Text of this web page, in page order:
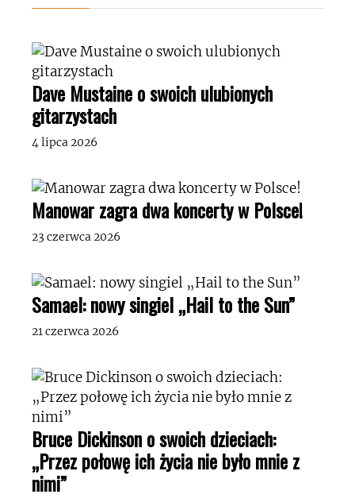
Dave Mustaine o swoich ulubionych
gitarzystach
4 lipca 2026
Manowar zagra dwa koncerty w Polsce!
23 czerwca 2026
Samael: nowy singiel „Hail to the Sun”
21 czerwca 2026
Bruce Dickinson o swoich dzieciach:
„Przez połowę ich życia nie było mnie z
nimi”